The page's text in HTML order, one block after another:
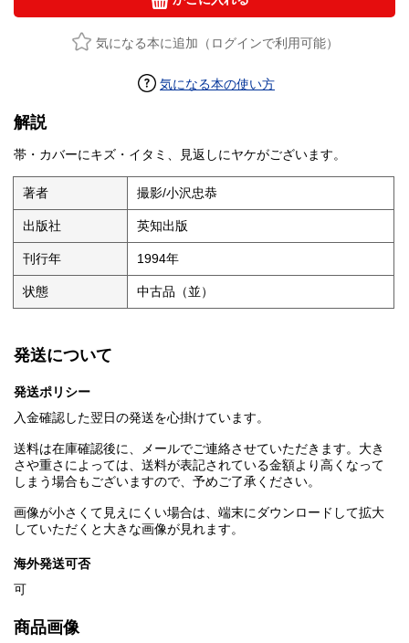
気になる本に追加（ログインで利用可能）
気になる本の使い方
解説
帯・カバーにキズ・イタミ、見返しにヤケがございます。
著者 撮影/小沢忠恭
出版社 英知出版
刊行年 1994年
状態 中古品（並）
発送について
発送ポリシー
入金確認した翌日の発送を心掛けています。
送料は在庫確認後に、メールでご連絡させていただきます。大き
さや重さによっては、送料が表記されている金額より高くなって
しまう場合もございますので、予めご了承ください。
画像が小さくて見えにくい場合は、端末にダウンロードして拡大
していただくと大きな画像が見れます。
海外発送可否
可
商品画像